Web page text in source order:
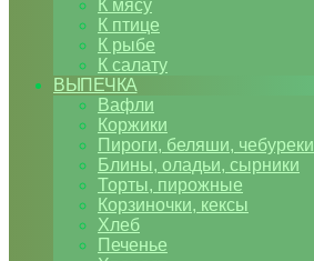
К мясу
К птице
К рыбе
К салату
ВЫПЕЧКА
Вафли
Коржики
Пироги, беляши, чебуреки
Блины, оладьи, сырники
Торты, пирожные
Корзиночки, кексы
Хлеб
Печенье